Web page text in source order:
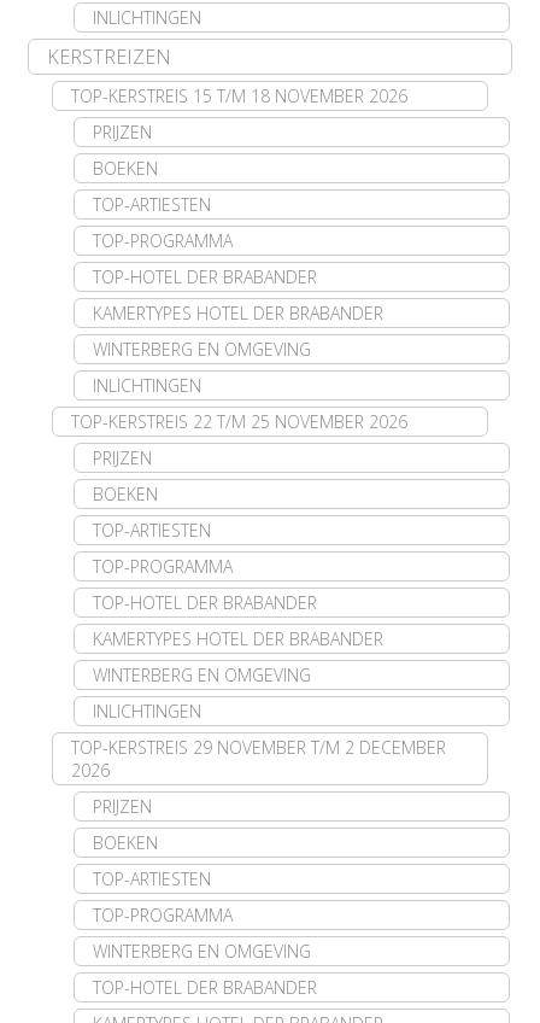
INLICHTINGEN
KERSTREIZEN
TOP-KERSTREIS 15 T/M 18 NOVEMBER 2026
PRIJZEN
BOEKEN
TOP-ARTIESTEN
TOP-PROGRAMMA
TOP-HOTEL DER BRABANDER
KAMERTYPES HOTEL DER BRABANDER
WINTERBERG EN OMGEVING
INLICHTINGEN
TOP-KERSTREIS 22 T/M 25 NOVEMBER 2026
PRIJZEN
BOEKEN
TOP-ARTIESTEN
TOP-PROGRAMMA
TOP-HOTEL DER BRABANDER
KAMERTYPES HOTEL DER BRABANDER
WINTERBERG EN OMGEVING
INLICHTINGEN
TOP-KERSTREIS 29 NOVEMBER T/M 2 DECEMBER
2026
PRIJZEN
BOEKEN
TOP-ARTIESTEN
TOP-PROGRAMMA
WINTERBERG EN OMGEVING
TOP-HOTEL DER BRABANDER